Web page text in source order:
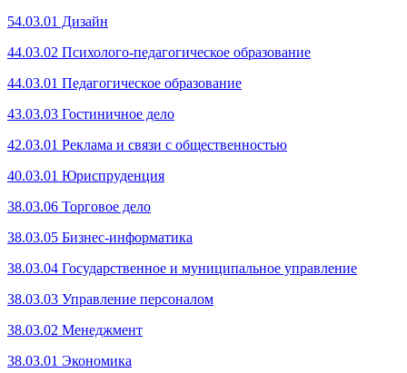
54.03.01 Дизайн
44.03.02 Психолого-педагогическое образование
44.03.01 Педагогическое образование
43.03.03 Гостиничное дело
42.03.01 Реклама и связи с общественностью
40.03.01 Юриспруденция
38.03.06 Торговое дело
38.03.05 Бизнес-информатика
38.03.04 Государственное и муниципальное управление
38.03.03 Управление персоналом
38.03.02 Менеджмент
38.03.01 Экономика